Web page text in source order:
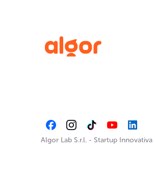
Algor Lab S.r.l. - Startup Innovativa